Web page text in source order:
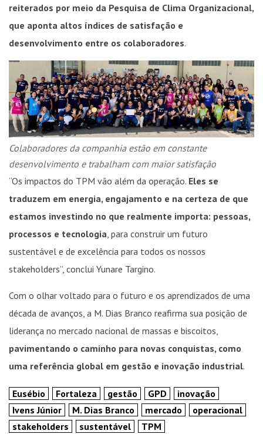
reiterados por meio da Pesquisa de Clima Organizacional,
que aponta altos índices de satisfação e
desenvolvimento entre os colaboradores.
Colaboradores da companhia estão em constante
desenvolvimento e trabalham com maior satisfação
“Os impactos do TPM vão além da operação. Eles se
traduzem em energia, engajamento e na certeza de que
estamos investindo no que realmente importa: pessoas,
processos e tecnologia , para construir um futuro
sustentável e de excelência para todos os nossos
stakeholders”, conclui Yunare Targino.
Com o olhar voltado para o futuro e os aprendizados de uma
década de avanços, a M. Dias Branco reafirma sua posição de
liderança no mercado nacional de massas e biscoitos,
pavimentando o caminho para novas conquistas, como
uma referência global em gestão e inovação industrial.
Eusébio Fortaleza gestão GPD
inovação
Ivens Júnior
M. Dias Branco mercado
operacional
stakeholders
sustentável TPM